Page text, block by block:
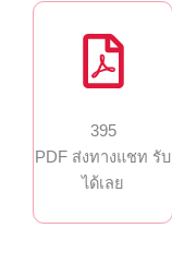
395
PDF ส่งทางแชท รับ
ได้เลย